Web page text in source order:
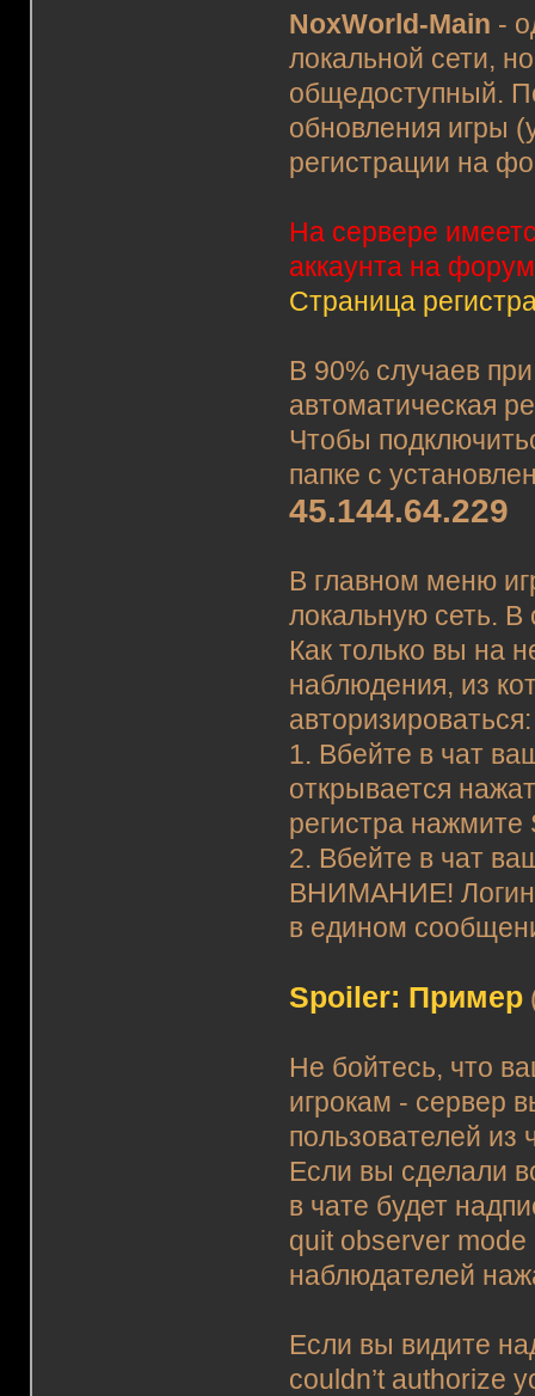
NoxWorld-Main -
локальной сети,
общедоступный.
обновления игры
регистрации на
На сервере
аккаунта на
Страница
В 90% случаев
автоматическая
Чтобы
папке с
45.144.64.229
В главном меню
локальную сеть. В
Как только вы на
наблюдения, из
авторизироваться:
1. Вбейте в чат
открывается
регистра нажмите
2. Вбейте в чат
ВНИМАНИЕ!
в едином
Spoiler: Пример
Не бойтесь, что
игрокам - сервер
пользователей из
Если вы сделали
в чате будет
quit observer
наблюдателей
Если вы видите
couldn’t authorize